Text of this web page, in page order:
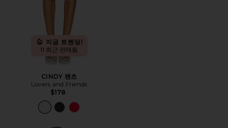
지금 트렌딩!
11 최근 판매됨
CINDY 팬츠
Lovers and Friends
$178